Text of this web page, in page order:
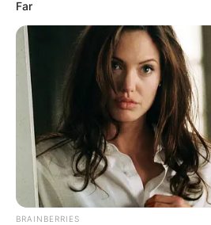
Far
BRAINBERRIES